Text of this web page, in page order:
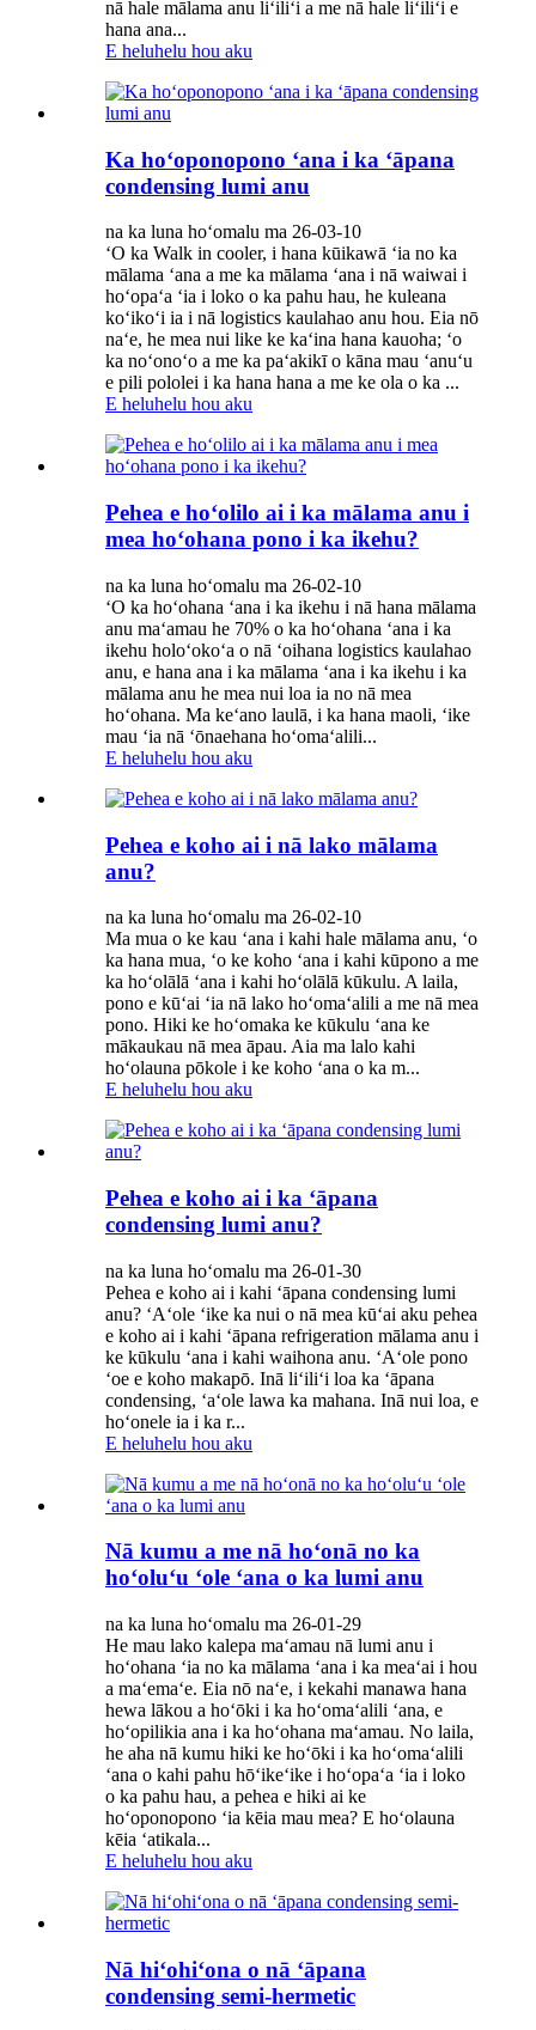
nā hale mālama anu liʻiliʻi a me nā hale liʻiliʻi e
hana ana...
E heluhelu hou aku
Ka hoʻoponopono ʻana i ka ʻāpana
condensing lumi anu
na ka luna hoʻomalu ma 26-03-10
ʻO ka Walk in cooler, i hana kūikawā ʻia no ka
mālama ʻana a me ka mālama ʻana i nā waiwai i
hoʻopaʻa ʻia i loko o ka pahu hau, he kuleana
koʻikoʻi ia i nā logistics kaulahao anu hou. Eia nō
naʻe, he mea nui like ke kaʻina hana kauoha; ʻo
ka noʻonoʻo a me ka paʻakikī o kāna mau ʻanuʻu
e pili pololei i ka hana hana a me ke ola o ka ...
E heluhelu hou aku
Pehea e hoʻolilo ai i ka mālama anu i
mea hoʻohana pono i ka ikehu?
na ka luna hoʻomalu ma 26-02-10
ʻO ka hoʻohana ʻana i ka ikehu i nā hana mālama
anu maʻamau he 70% o ka hoʻohana ʻana i ka
ikehu holoʻokoʻa o nā ʻoihana logistics kaulahao
anu, e hana ana i ka mālama ʻana i ka ikehu i ka
mālama anu he mea nui loa ia no nā mea
hoʻohana. Ma keʻano laulā, i ka hana maoli, ʻike
mau ʻia nā ʻōnaehana hoʻomaʻalili...
E heluhelu hou aku
Pehea e koho ai i nā lako mālama
anu?
na ka luna hoʻomalu ma 26-02-10
Ma mua o ke kau ʻana i kahi hale mālama anu, ʻo
ka hana mua, ʻo ke koho ʻana i kahi kūpono a me
ka hoʻolālā ʻana i kahi hoʻolālā kūkulu. A laila,
pono e kūʻai ʻia nā lako hoʻomaʻalili a me nā mea
pono. Hiki ke hoʻomaka ke kūkulu ʻana ke
mākaukau nā mea āpau. Aia ma lalo kahi
hoʻolauna pōkole i ke koho ʻana o ka m...
E heluhelu hou aku
Pehea e koho ai i ka ʻāpana
condensing lumi anu?
na ka luna hoʻomalu ma 26-01-30
Pehea e koho ai i kahi ʻāpana condensing lumi
anu? ʻAʻole ʻike ka nui o nā mea kūʻai aku pehea
e koho ai i kahi ʻāpana refrigeration mālama anu i
ke kūkulu ʻana i kahi waihona anu. ʻAʻole pono
ʻoe e koho makapō. Inā liʻiliʻi loa ka ʻāpana
condensing, ʻaʻole lawa ka mahana. Inā nui loa, e
hoʻonele ia i ka r...
E heluhelu hou aku
Nā kumu a me nā hoʻonā no ka
hoʻoluʻu ʻole ʻana o ka lumi anu
na ka luna hoʻomalu ma 26-01-29
He mau lako kalepa maʻamau nā lumi anu i
hoʻohana ʻia no ka mālama ʻana i ka meaʻai i hou
a maʻemaʻe. Eia nō naʻe, i kekahi manawa hana
hewa lākou a hoʻōki i ka hoʻomaʻalili ʻana, e
hoʻopilikia ana i ka hoʻohana maʻamau. No laila,
he aha nā kumu hiki ke hoʻōki i ka hoʻomaʻalili
ʻana o kahi pahu hōʻikeʻike i hoʻopaʻa ʻia i loko
o ka pahu hau, a pehea e hiki ai ke
hoʻoponopono ʻia kēia mau mea? E hoʻolauna
kēia ʻatikala...
E heluhelu hou aku
Nā hiʻohiʻona o nā ʻāpana
condensing semi-hermetic